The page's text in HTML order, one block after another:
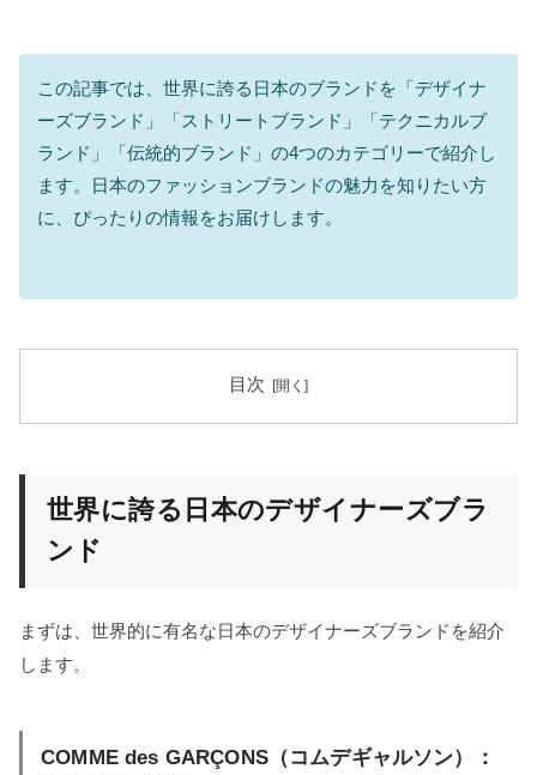
この記事では、世界に誇る日本のブランドを「デザイナ
ーズブランド」「ストリートブランド」「テクニカルブ
ランド」「伝統的ブランド」の4つのカテゴリーで紹介し
ます。日本のファッションブランドの魅力を知りたい方
に、ぴったりの情報をお届けします。
目次
世界に誇る日本のデザイナーズブラ
ンド
まずは、世界的に有名な日本のデザイナーズブランドを紹介
します。
COMME des GARÇONS（コムデギャルソン）：